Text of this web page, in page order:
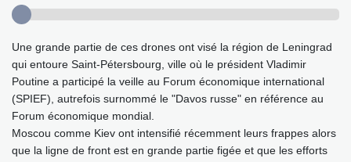
Une grande partie de ces drones ont visé la région de Leningrad
qui entoure Saint-Pétersbourg, ville où le président Vladimir
Poutine a participé la veille au Forum économique international
(SPIEF), autrefois surnommé le "Davos russe" en référence au
Forum économique mondial.
Moscou comme Kiev ont intensifié récemment leurs frappes alors
que la ligne de front est en grande partie figée et que les efforts